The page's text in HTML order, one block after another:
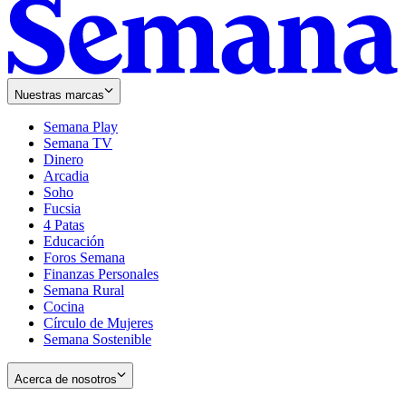
Nuestras marcas
Semana Play
Semana TV
Dinero
Arcadia
Soho
in
new
window
Fucsia
in
new
window
4 Patas
Educación
Foros Semana
Finanzas Personales
Semana Rural
Cocina
Círculo de Mujeres
Semana Sostenible
Acerca de nosotros